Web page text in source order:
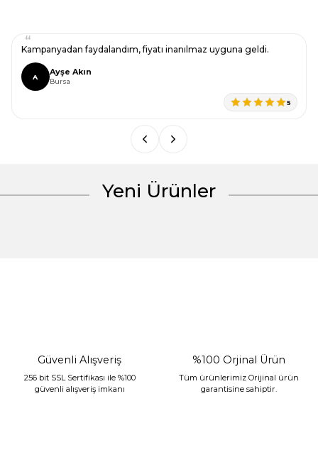
Ürün resmi kalitesiz, bozuk veya görüntülenemiyor.
Ürün açıklamasında eksik bilgiler bulunuyor.
Ürün bilgilerinde hatalar bulunuyor.
Kampanyadan faydalandım, fiyatı inanılmaz uyguna geldi.
A Ayşe Akın
Bursa
5
Yeni Ürünler
Güvenli Alışveriş
256 bit SSL Sertifikası ile %100
güvenli alışveriş imkanı
%100 Orjinal Ürün
Tüm ürünlerimiz Orijinal ürün
garantisine sahiptir.